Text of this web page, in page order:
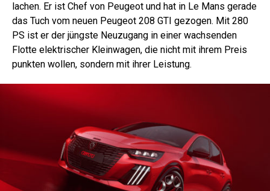
lachen. Er ist Chef von Peugeot und hat in Le Mans gerade
das Tuch vom neuen Peugeot 208 GTI gezogen. Mit 280
PS ist er der jüngste Neuzugang in einer wachsenden
Flotte elektrischer Kleinwagen, die nicht mit ihrem Preis
punkten wollen, sondern mit ihrer Leistung.